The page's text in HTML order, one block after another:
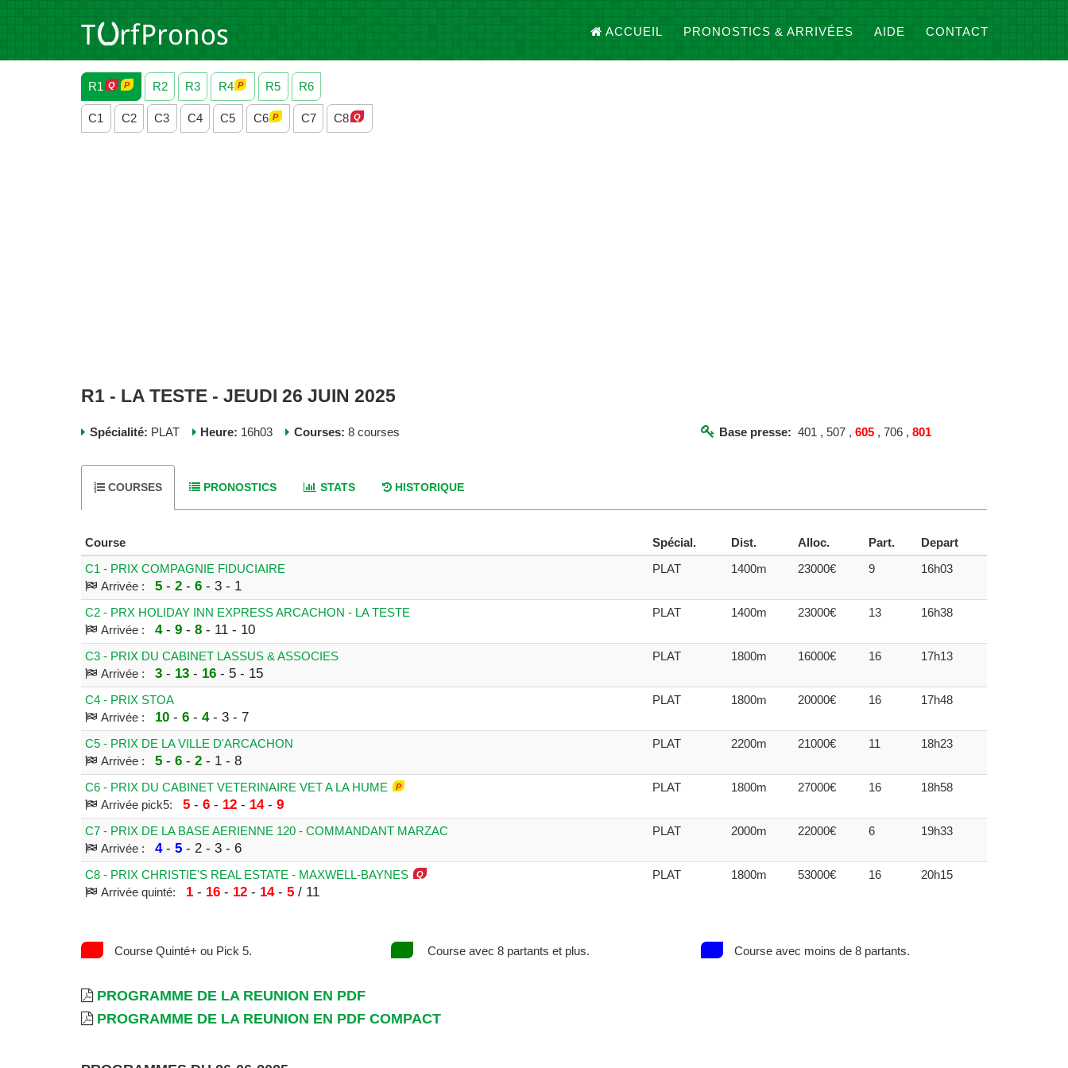
ACCUEIL PRONOSTICS & ARRIVÉES AIDE CONTACT
R1 R2 R3 R4 R5 R6
C1 C2 C3 C4 C5 C6 C7 C8
R1 - LA TESTE - JEUDI 26 JUIN 2025
Spécialité: PLAT Heure: 16h03 Courses: 8 courses Base presse: 401 , 507 ,605 , 706 ,801
COURSES PRONOSTICS STATS HISTORIQUE
Course Spécial. Dist. Alloc. Part.
Depart
C1 - PRIX COMPAGNIE FIDUCIAIRE
Arrivée :
5- 2- 6- 3 - 1
PLAT 1400m 23000€ 9 16h03
C2 - PRX HOLIDAY INN EXPRESS ARCACHON - LA TESTE
Arrivée :
4- 9- 8- 11 - 10
PLAT 1400m 23000€ 13 16h38
C3 - PRIX DU CABINET LASSUS & ASSOCIES
Arrivée :
3- 13- 16- 5 - 15
PLAT 1800m 16000€ 16 17h13
C4 - PRIX STOA
Arrivée :
10- 6- 4- 3 - 7
PLAT 1800m 20000€ 16 17h48
C5 - PRIX DE LA VILLE D'ARCACHON
Arrivée :
5- 6- 2- 1 - 8
PLAT 2200m 21000€ 11 18h23
C6 - PRIX DU CABINET VETERINAIRE VET A LA HUME
Arrivée pick5:
5- 6- 12- 14- 9
PLAT 1800m 27000€ 16 18h58
C7 - PRIX DE LA BASE AERIENNE 120 - COMMANDANT MARZAC
Arrivée :
4- 5- 2 - 3 - 6
PLAT 2000m 22000€ 6 19h33
C8 - PRIX CHRISTIE'S REAL ESTATE - MAXWELL-BAYNES
Arrivée quinté:
1- 16- 12- 14- 5/ 11
PLAT 1800m 53000€ 16 20h15
Course Quinté+ ou Pick 5. Course avec 8 partants et plus. Course avec moins de 8 partants.
PROGRAMME DE LA REUNION EN PDF
PROGRAMME DE LA REUNION EN PDF COMPACT